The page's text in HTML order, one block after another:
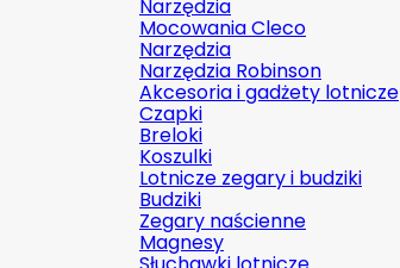
Narzędzia
Mocowania Cleco
Narzędzia
Narzędzia Robinson
Akcesoria i gadżety lotnicze
Czapki
Breloki
Koszulki
Lotnicze zegary i budziki
Budziki
Zegary naścienne
Magnesy